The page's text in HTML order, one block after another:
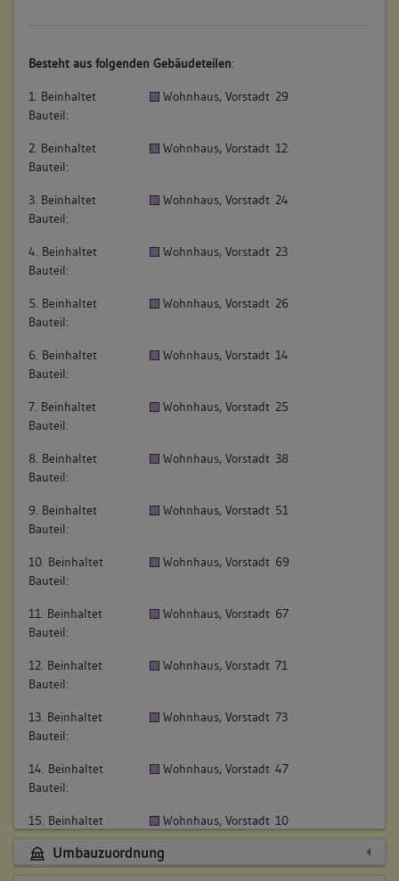
Besteht aus folgenden Gebäudeteilen:
1. Beinhaltet
Bauteil:
Wohnhaus, Vorstadt 29
2. Beinhaltet
Bauteil:
Wohnhaus, Vorstadt 12
3. Beinhaltet
Bauteil:
Wohnhaus, Vorstadt 24
4. Beinhaltet
Bauteil:
Wohnhaus, Vorstadt 23
5. Beinhaltet
Bauteil:
Wohnhaus, Vorstadt 26
6. Beinhaltet
Bauteil:
Wohnhaus, Vorstadt 14
7. Beinhaltet
Bauteil:
Wohnhaus, Vorstadt 25
8. Beinhaltet
Bauteil:
Wohnhaus, Vorstadt 38
9. Beinhaltet
Bauteil:
Wohnhaus, Vorstadt 51
10. Beinhaltet
Bauteil:
Wohnhaus, Vorstadt 69
11. Beinhaltet
Bauteil:
Wohnhaus, Vorstadt 67
12. Beinhaltet
Bauteil:
Wohnhaus, Vorstadt 71
13. Beinhaltet
Bauteil:
Wohnhaus, Vorstadt 73
14. Beinhaltet
Bauteil:
Wohnhaus, Vorstadt 47
15. Beinhaltet
Bauteil:
Wohnhaus, Vorstadt 10
16. Beinhaltet Wohnhaus, Vorstadt 34
Umbauzuordnung